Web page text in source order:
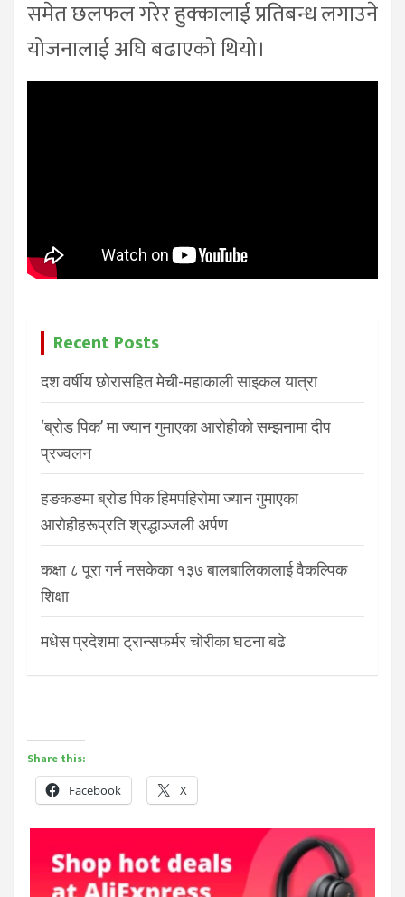
समेत छलफल गरेर हुक्कालाई प्रतिबन्ध लगाउने
योजनालाई अघि बढाएको थियो।
Recent Posts
दश वर्षीय छोरासहित मेची-महाकाली साइकल यात्रा
‘ब्रोड पिक’ मा ज्यान गुमाएका आरोहीको सम्झनामा दीप
प्रज्वलन
हङकङमा ब्रोड पिक हिमपहिरोमा ज्यान गुमाएका
आरोहीहरूप्रति श्रद्धाञ्जली अर्पण
कक्षा ८ पूरा गर्न नसकेका १३७ बालबालिकालाई वैकल्पिक
शिक्षा
मधेस प्रदेशमा ट्रान्सफर्मर चोरीका घटना बढे
Share this:
Facebook X